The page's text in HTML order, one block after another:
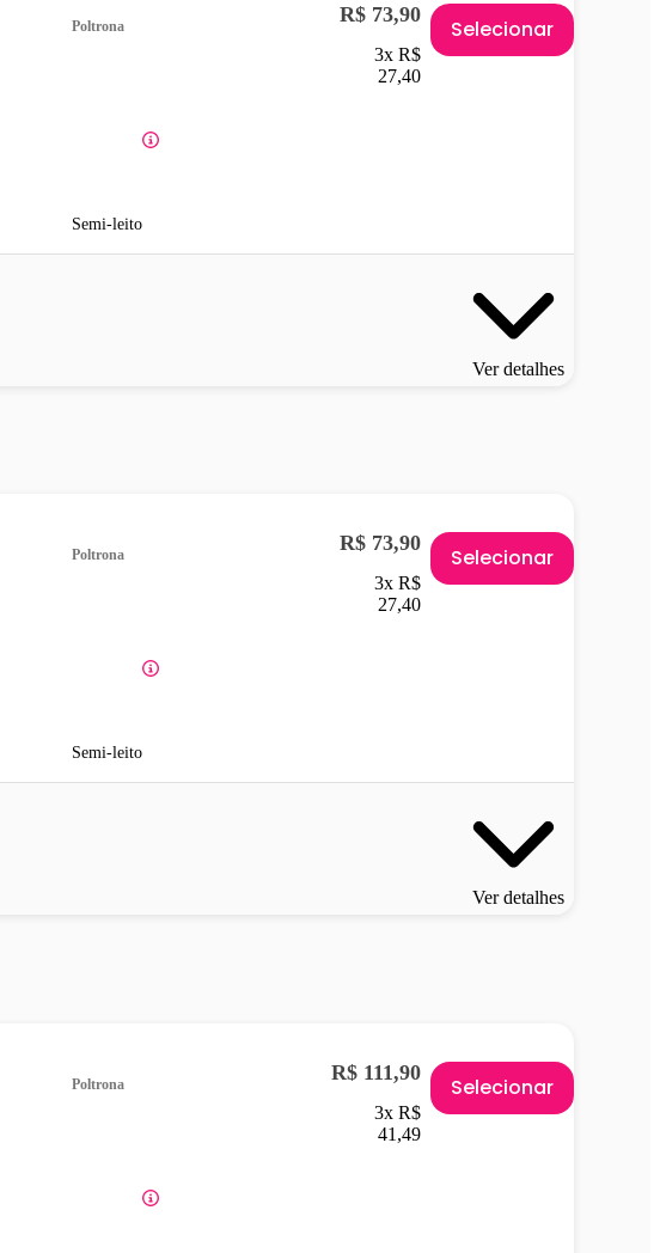
Poltrona
Semi-leito
R$ 73,90
3x R$
27,40
Selecionar
Ver detalhes
Poltrona
Semi-leito
R$ 73,90
3x R$
27,40
Selecionar
Ver detalhes
Poltrona R$ 111,90
3x R$
41,49
Selecionar